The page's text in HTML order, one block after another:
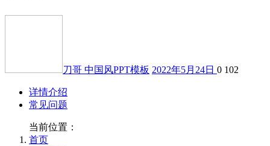
刀哥 中国风PPT模板 2022年5月24日 0 102
详情介绍
常见问题
当前位置：
首页